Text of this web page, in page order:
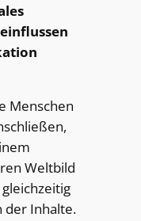
Menschen
Weltbild
der Inhalte.